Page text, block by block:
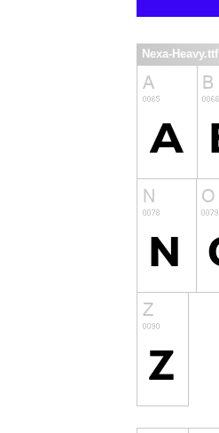
Nexa-Heavy.ttf